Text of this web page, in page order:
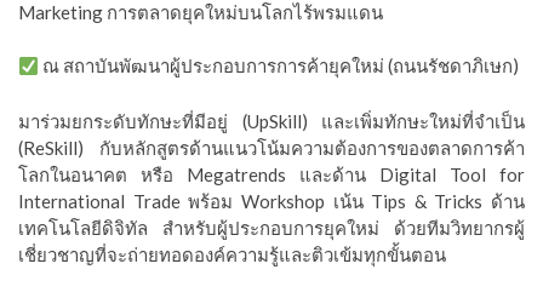
Marketing การตลาดยุคใหม่บนโลกไร้พรมแดน
ณ สถาบันพัฒนาผู้ประกอบการการค้ายุคใหม่ (ถนนรัชดาภิเษก)
มาร่วมยกระดับทักษะที่มีอยู่ (UpSkill) และเพิ่มทักษะใหม่ที่จำเป็น
(ReSkill) กับหลักสูตรด้านแนวโน้มความต้องการของตลาดการค้า
โลกในอนาคต หรือ Megatrends และด้าน Digital Tool for
International Trade พร้อม Workshop เน้น Tips & Tricks ด้าน
เทคโนโลยีดิจิทัล สำหรับผู้ประกอบการยุคใหม่ ด้วยทีมวิทยากรผู้
เชี่ยวชาญที่จะถ่ายทอดองค์ความรู้และติวเข้มทุกขั้นตอน